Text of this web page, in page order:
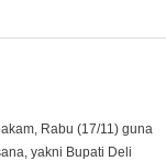
Rabu (17/11) guna
yakni Bupati Deli